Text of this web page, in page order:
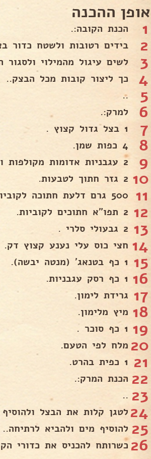
אופן ההכנה
1 הכנת הקובה:.
2 בידים רטובות ולשטח כדור
3 לשים עיגול מהמילוי
4 כך ליצור קובות מכל הבצק..
5
..
6 למרק:.
7 1 בצל גדול קצוץ .
8 4 כפות שמן.
9 2 עגבניות אדומות מקולפות וחתוכות לרבעים.
10 2 גזר חתוך לטבעות.
11 500 גרם דלעת חתוכה לקוביות.
12 2 תפו"א חתוכים לקוביות.
13 2 גבעולי סלרי .
14 חצי כוס עלי נענע קצוץ דק.
15 1 כף בטנאג' (מנטה יבשה).
16 1 כף רסק עגבניות.
17 גרידת לימון.
18 מיץ מלימון.
19 1 כף סוכר .
20 מלח לפי הטעם.
21 1 כפית בהרט.
22 הכנת המרק:.
23
..
24לטגן קלות את הבצל
25 להוסיף מים ולהביא לרתיחה..
26 כשרותח להכניס את כדורי